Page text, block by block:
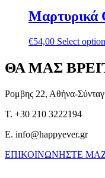
Μαρτυρικά
€54,00 Select
ΘΑ ΜΑΣ
Ρομβης 22, Αθήνα-
T. +30 210 3222194
E. info@happyever.gr
ΕΠΙΚΟΙΝΩΝΗΣΤΕ